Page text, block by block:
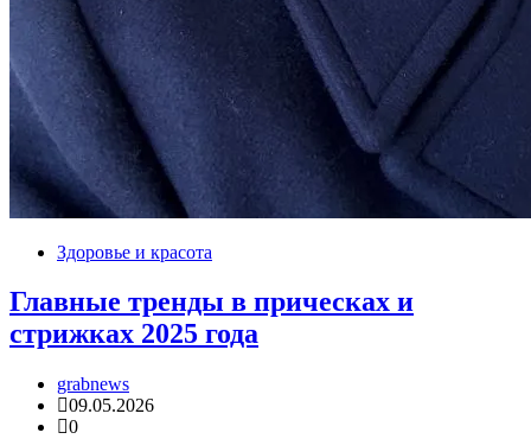
Здоровье и красота
Главные тренды в прическах и
стрижках 2025 года
grabnews
09.05.2026
0